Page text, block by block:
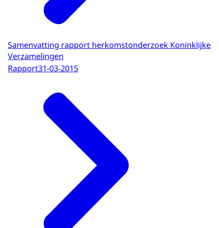
Samenvatting rapport herkomstonderzoek Koninklijke
Verzamelingen
Rapport31-03-2015